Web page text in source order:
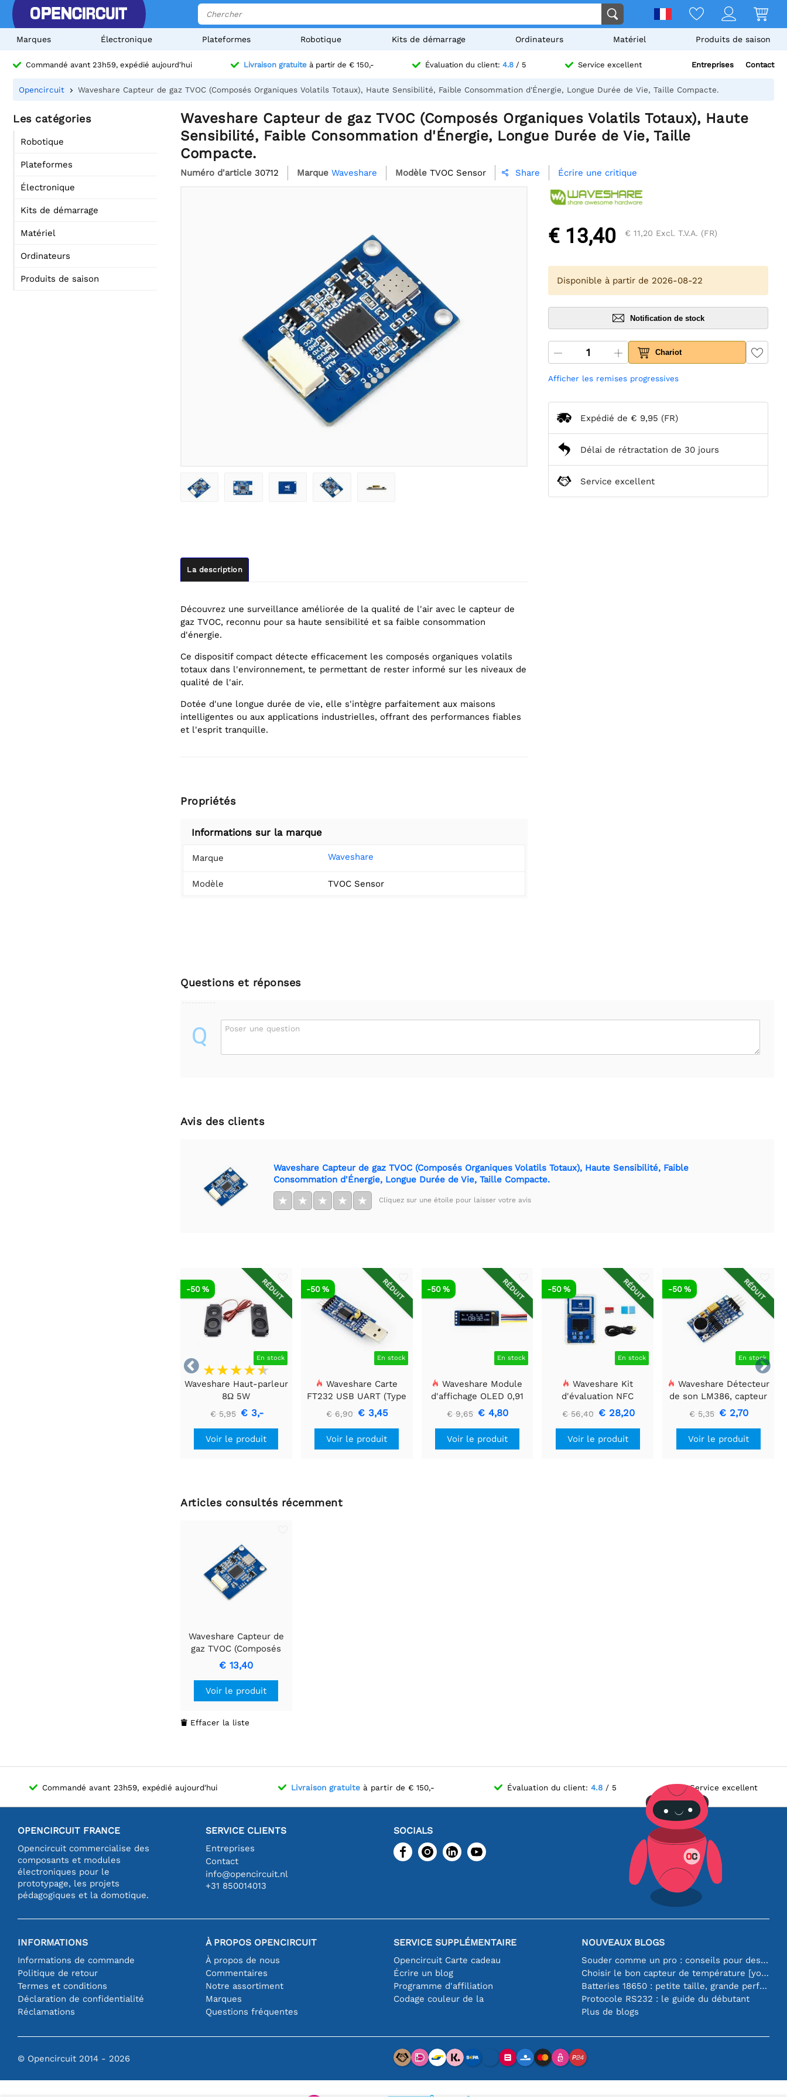
Marques Électronique Plateformes Robotique Kits de démarrage Ordinateurs Matériel Produits de saison
Commandé avant 23h59, expédié aujourd'hui Livraison gratuiteà partir de € 150,- Évaluation du client: 4.8 / 5 Service excellent Entreprises Contact
Opencircuit Waveshare Capteur de gaz TVOC (Composés Organiques Volatils Totaux), Haute Sensibilité, Faible Consommation d'Énergie, Longue Durée de Vie, Taille Compacte.
Les catégories
Robotique
Plateformes
Électronique
Kits de démarrage
Matériel
Ordinateurs
Produits de saison
Waveshare Capteur de gaz TVOC (Composés Organiques Volatils Totaux), Haute
Sensibilité, Faible Consommation d'Énergie, Longue Durée de Vie, Taille
Compacte.
Numéro d'article 30712 Marque Waveshare Modèle TVOC Sensor  Share Écrire une critique
La description
Découvrez une surveillance améliorée de la qualité de l'air avec le capteur de
gaz TVOC, reconnu pour sa haute sensibilité et sa faible consommation
d'énergie.
Ce dispositif compact détecte efficacement les composés organiques volatils
totaux dans l'environnement, te permettant de rester informé sur les niveaux de
qualité de l'air.
Dotée d'une longue durée de vie, elle s'intègre parfaitement aux maisons
intelligentes ou aux applications industrielles, offrant des performances fiables
et l'esprit tranquille.
Propriétés
Informations sur la marque
Marque Waveshare
Modèle TVOC Sensor
€ 13,40 € 11,20 Excl. T.V.A. (FR)
Disponible à partir de 2026-08-22
Notification de stock
Chariot
Afficher les remises progressives
Expédié de € 9,95 (FR)
Délai de rétractation de 30 jours
Service excellent
Questions et réponses
Q Poser une question
Avis des clients
Waveshare Capteur de gaz TVOC (Composés Organiques Volatils Totaux), Haute Sensibilité, Faible
Consommation d'Énergie, Longue Durée de Vie, Taille Compacte.
★ ★ ★ ★ ★ Cliquez sur une étoile pour laisser votre avis


RÉDUIT
En stock
-50 %
Waveshare Haut-parleur
8Ω 5W
€ 5,95 € 3,-
Voir le produit
RÉDUIT
En stock
-50 %
Waveshare Carte
FT232 USB UART (Type
A), Module de
communication USB
vers TTL (UART)
€ 6,90 € 3,45
Voir le produit
RÉDUIT
En stock
-50 %
Waveshare Module
d'affichage OLED 0,91
pouces, 128x32, Général
€ 9,65 € 4,80
Voir le produit
RÉDUIT
En stock
-50 %
Waveshare Kit
d'évaluation NFC
ST25R3911B, lecteur
NFC + carte TF + câble
€ 56,40 € 28,20
Voir le produit
RÉDUIT
En stock
-50 %
Waveshare Détecteur
de son LM386, capteur
de son, compatible avec
Arduino.
€ 5,35 € 2,70
Voir le produit
Articles consultés récemment
Waveshare Capteur de
gaz TVOC (Composés
Organiques Volatils
Totaux), Haute
Sensibilité, Faible
Consommation
Durée de Vie, Taille
€ 13,40
Voir le produit
 Effacer la liste
Commandé avant 23h59, expédié aujourd'hui Livraison gratuiteà partir de € 150,- Évaluation du client:4.8 / 5 Service excellent
OPENCIRCUIT FRANCE
Opencircuit commercialise des
composants et modules
électroniques pour le
prototypage, les projets
pédagogiques et la domotique.
SERVICE CLIENTS
Entreprises
Contact
info@opencircuit.nl
+31 850014013
SOCIALS
INFORMATIONS
Informations de commande
Politique de retour
Termes et conditions
Déclaration de confidentialité
Réclamations
À PROPOS OPENCIRCUIT
À propos de nous
Commentaires
Notre assortiment
Marques
Questions fréquentes
SERVICE SUPPLÉMENTAIRE
Opencircuit Carte cadeau
Écrire un blog
Programme d'affiliation
Codage couleur de la
NOUVEAUX BLOGS
Souder comme un pro : conseils pour des connexions électroniques parfaites
Choisir le bon capteur de température [youtube]
Batteries 18650 : petite taille, grande performance
Protocole RS232 : le guide du débutant
Plus de blogs
© Opencircuit 2014 - 2026